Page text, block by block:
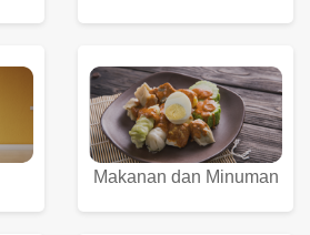
Makanan dan Minuman